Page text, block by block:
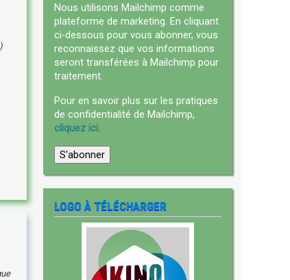
Nous utilisons Mailchimp comme
plateforme de marketing. En cliquant
ci-dessous pour vous abonner, vous
reconnaissez que vos informations
seront transférées à Mailchimp pour
traitement.
Pour en savoir plus sur les pratiques
de confidentialité de Mailchimp,
cliquez ici.
LOGO À TÉLÉCHARGER